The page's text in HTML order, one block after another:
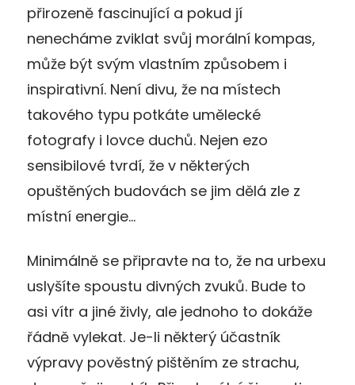
přirozeně fascinující a pokud jí
nenecháme zviklat svůj morální kompas,
může být svým vlastním způsobem i
inspirativní. Není divu, že na místech
takového typu potkáte umělecké
fotografy i lovce duchů. Nejen ezo
sensibilové tvrdí, že v některých
opuštěných budovách se jim dělá zle z
místní energie…
Minimálně se připravte na to, že na urbexu
uslyšíte spoustu divných zvuků. Bude to
asi vítr a jiné živly, ale jednoho to dokáže
řádně vylekat. Je-li některý účastník
výpravy pověstný pištěním ze strachu,